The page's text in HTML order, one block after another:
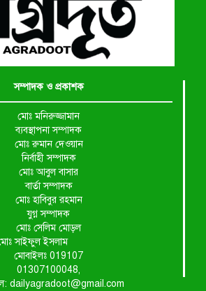
সম্পাদক ও প্রকাশক
মোঃ মনিরুজ্জামান
ব্যবস্থাপনা সম্পাদক
মোঃ রুমান দেওয়ান
নির্বাহী সম্পাদক
মোঃ আবুল বাসার
বার্তা সম্পাদক
মোঃ হাবিবুর রহমান
যুগ্ন সম্পাদক
মোঃ সেলিম মোড়ল
ইসলাম
মোবাইলঃ 019107
01307100048,
dailyagradoot@gmail.com